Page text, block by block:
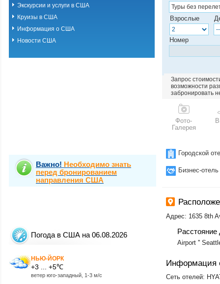
Экскурсии и услуги в США
Круизы в США
Информация о США
Новости США
Важно! Необходимо знать
перед бронированием
направления США
Погода в США на 06.08.2026
НЬЮ-ЙОРК
+3 ... +5℃
ветер юго-западный, 1-3 м/с
Взрослые
Номер
Запрос
возможности
забронировать
Фото-
Галерея
Городской
Бизнес-отель
Адрес: 1635 8th
Расстояние
Airport ''
Информация
Сеть отелей: